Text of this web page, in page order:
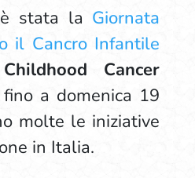
stata la Giornata
il Cancro Infantile
Cancer
a domenica 19
molte le iniziative
in Italia.